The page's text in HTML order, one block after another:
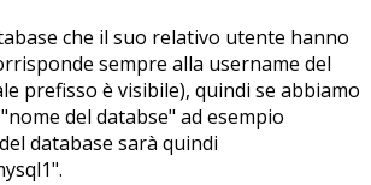
che il suo relativo utente hanno
sempre alla username del
prefisso è visibile), quindi se abbiamo
del databse" ad esempio
database sarà quindi